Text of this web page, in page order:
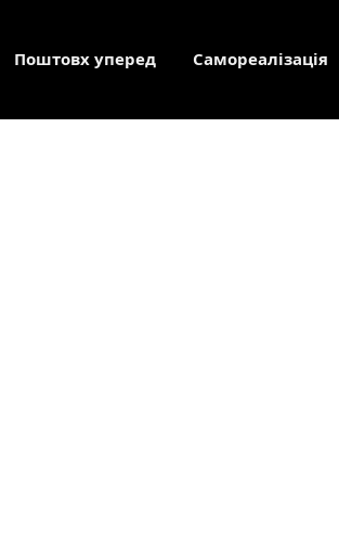
Поштовх уперед Самореалізація